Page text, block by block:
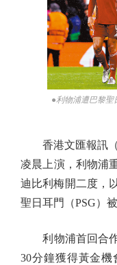
●利物浦遭巴黎聖
香港文匯報訊（
凌晨上演，利物浦
迪比利梅開二度，
聖日耳門（PSG）
利物浦首回合作
30分鐘獲得黃金